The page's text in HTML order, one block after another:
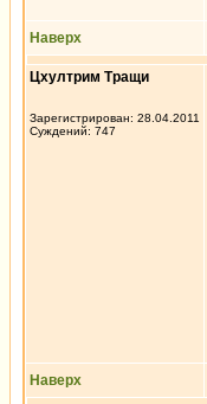
Наверх
Цхултрим Тращи
Зарегистрирован: 28.04.2011
Суждений: 747
Наверх